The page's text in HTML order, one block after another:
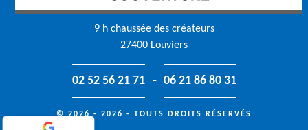
9 h chaussée des créateurs
27400 Louviers
02 52 56 21 71 - 06 21 86 80 31
© 2026 - 2026 - TOUTS DROITS RÉSERVÉS